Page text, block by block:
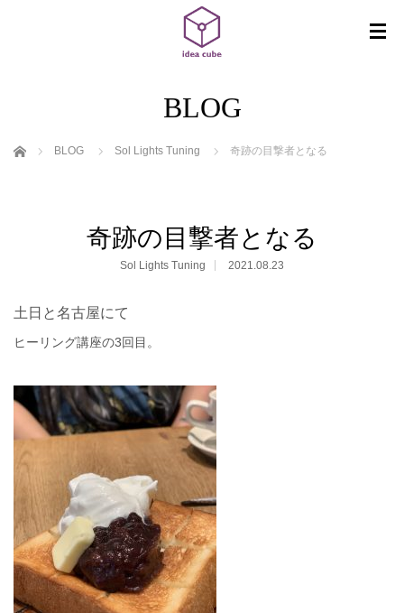
BLOG
ホーム BLOG Sol Lights Tuning 奇跡の目撃者となる
奇跡の目撃者となる
Sol Lights Tuning 2021.08.23
土日と名古屋にて
ヒーリング講座の3回目。